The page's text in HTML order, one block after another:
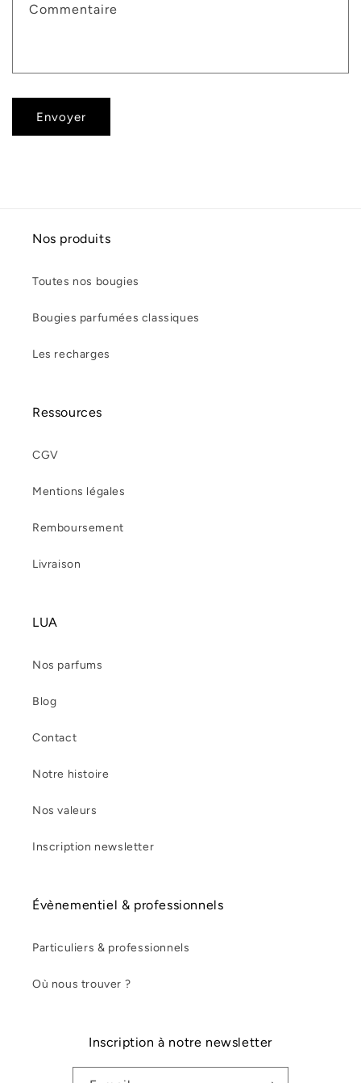
Commentaire
Envoyer
Nos produits
Toutes nos bougies
Bougies parfumées classiques
Les recharges
Ressources
CGV
Mentions légales
Remboursement
Livraison
LUA
Nos parfums
Blog
Contact
Notre histoire
Nos valeurs
Inscription newsletter
Évènementiel & professionnels
Particuliers & professionnels
Où nous trouver ?
Inscription à notre newsletter